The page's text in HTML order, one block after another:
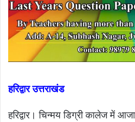
हरिद्वार उत्तराखंड
हरिद्वार। चिन्मय डिग्री कालेज में